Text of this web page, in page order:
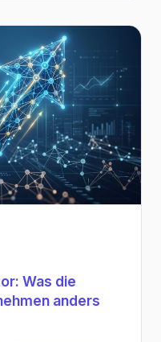
Was die
anders